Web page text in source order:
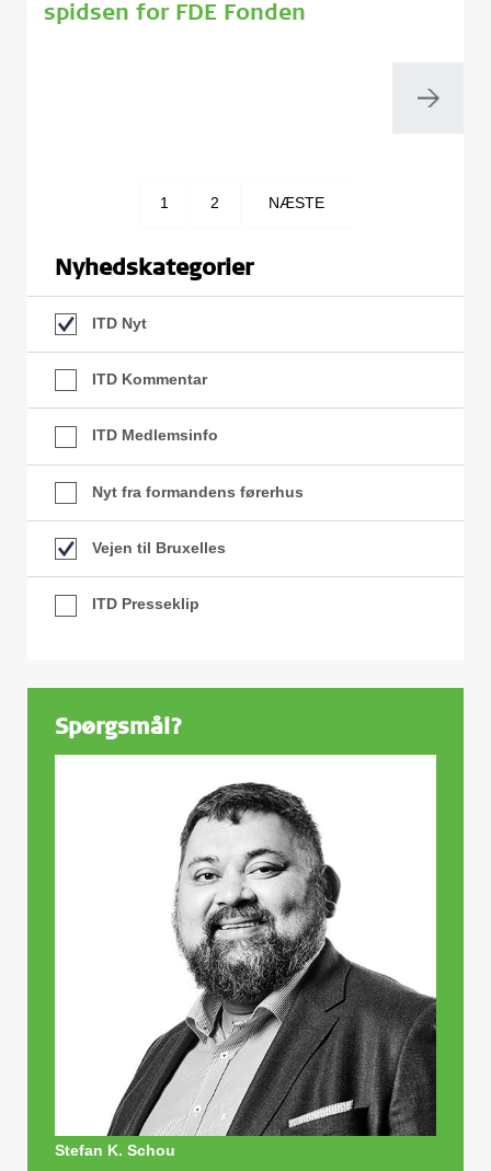
spidsen for FDE Fonden
1 2 NÆSTE
Nyhedskategorier
ITD Nyt
ITD Kommentar
ITD Medlemsinfo
Nyt fra formandens førerhus
Vejen til Bruxelles
ITD Presseklip
Spørgsmål?
Stefan K. Schou